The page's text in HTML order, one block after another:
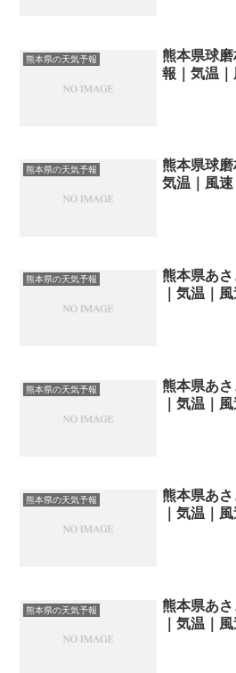
熊本県の天気予報
熊本県球
報｜気温｜
熊本県の天気予報
熊本県球磨
気温｜風速
熊本県の天気予報
熊本県あ
｜気温｜
熊本県の天気予報
熊本県あ
｜気温｜
熊本県の天気予報
熊本県あ
｜気温｜
熊本県の天気予報
熊本県あ
｜気温｜